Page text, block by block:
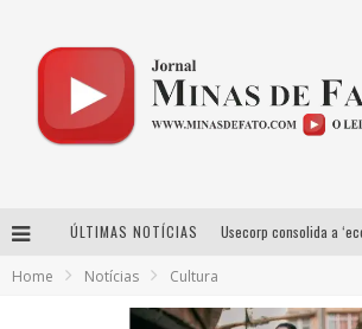
ÚLTIMAS NOTÍCIAS
Home Notícias Cultura